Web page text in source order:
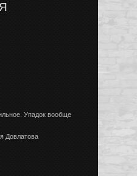
Упадок вообще
Довлатова